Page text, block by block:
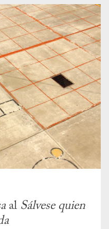
al Sálvese quien